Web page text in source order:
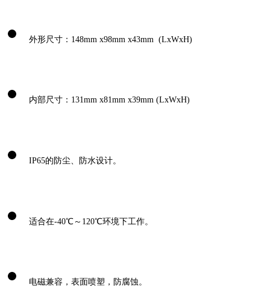
外形尺寸：148mm x98mm x43mm (LxWxH)
内部尺寸：131mm x81mm x39mm (LxWxH)
IP65的防尘、防水设计。
适合在-40℃～120℃环境下工作。
电磁兼容，表面喷塑，防腐蚀。